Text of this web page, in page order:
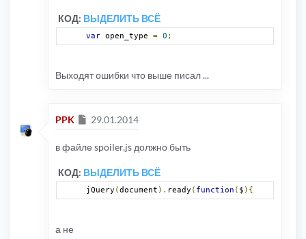
КОД: ВЫДЕЛИТЬ ВСЁ
var open_type = 0 ;
Выходят ошибки что выше писал ...
PPK Сообщение
29.01.2014
в файле spoiler.js должно быть
КОД: ВЫДЕЛИТЬ ВСЁ
jQuery (document ). ready ( function ( $ ){
а не